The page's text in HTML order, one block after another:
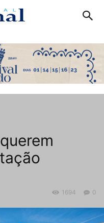
0
1694